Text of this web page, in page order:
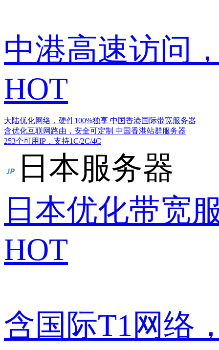
中港高速访问
HOT
大陆优化网络，硬件100%独享 中国香港国际带宽服务器
含优化互联网路由，安全可定制 中国香港站群服务器
253个可用IP，支持1C/2C/4C
日本服务器
日本优化带宽
HOT
含国际T1网络